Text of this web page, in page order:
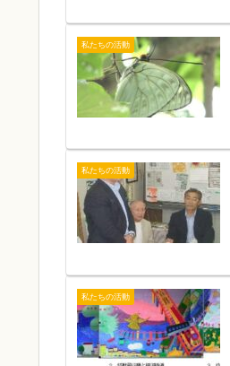
私たちの活動
私たちの活動
私たちの活動